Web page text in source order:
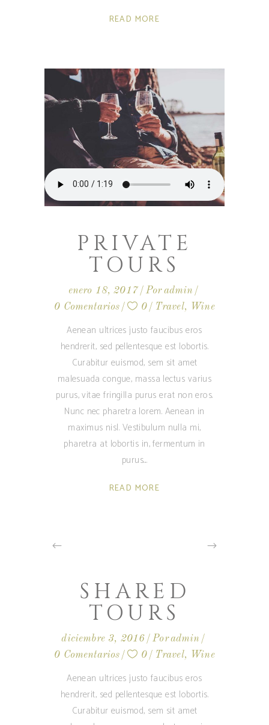
READ MORE
PRIVATE
TOURS
enero 18, 2017 Por admin
0 Comentarios
0 Travel, Wine
Aenean ultrices justo faucibus eros
hendrerit, sed pellentesque est lobortis.
Curabitur euismod, sem sit amet
malesuada congue, massa lectus varius
purus, vitae fringilla purus erat non eros.
Nunc nec pharetra lorem. Aenean in
maximus nisl. Vestibulum nulla mi,
pharetra at lobortis in, fermentum in
purus.
READ MORE
SHARED
TOURS
diciembre 3, 2016 Poradmin
0 Comentarios
0 Travel, Wine
Aenean ultrices justo faucibus eros
hendrerit, sed pellentesque est lobortis.
Curabitur euismod, sem sit amet